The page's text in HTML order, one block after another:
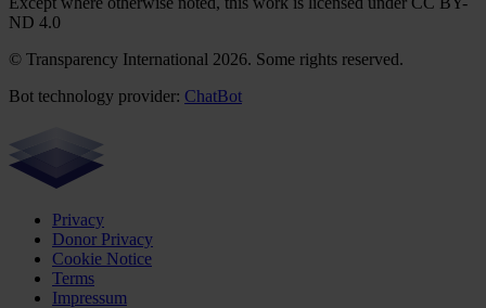
ND 4.0
© Transparency International 2026. Some rights reserved.
Bot technology provider: ChatBot
Privacy
Donor Privacy
Cookie Notice
Terms
Impressum